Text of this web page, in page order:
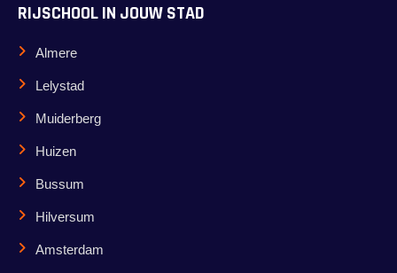
RIJSCHOOL IN JOUW STAD
Almere
Lelystad
Muiderberg
Huizen
Bussum
Hilversum
Amsterdam